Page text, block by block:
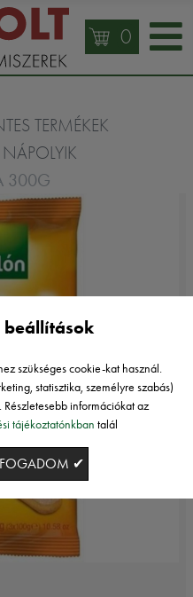
0
TERMÉKEK
NÁPOLYIK
300G
beállítások
szükséges cookie-kat használ.
statisztika, személyre szabás)
információkat az
tájékoztatónkban talál
✔